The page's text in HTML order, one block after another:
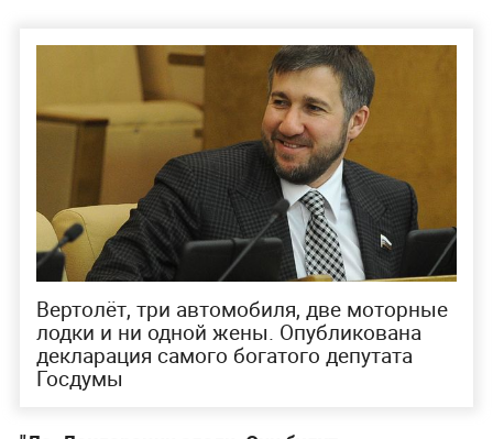
Вертолёт, три автомобиля, две моторные
лодки и ни одной жены. Опубликована
декларация самого богатого депутата
Госдумы